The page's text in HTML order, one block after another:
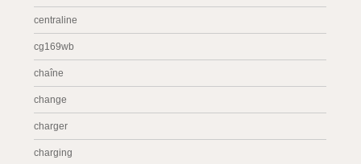
centraline
cg169wb
chaîne
change
charger
charging